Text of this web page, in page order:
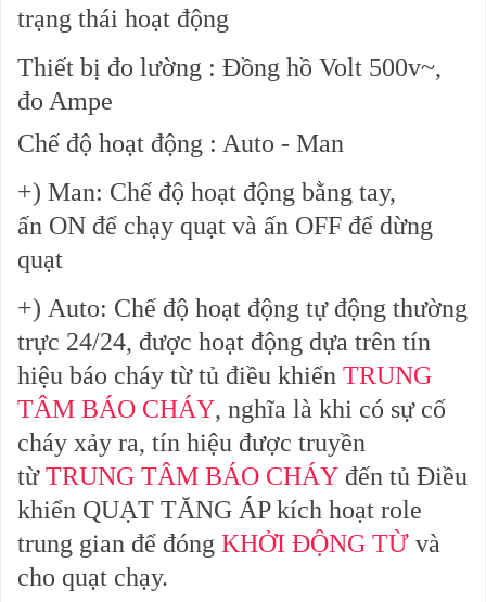
trạng thái hoạt động
Thiết bị đo lường : Đồng hồ Volt 500v~,
đo Ampe
Chế độ hoạt động : Auto - Man
+) Man: Chế độ hoạt động bằng tay,
ấn ON để chạy quạt và ấn OFF để dừng
quạt
+) Auto: Chế độ hoạt động tự động thường
trực 24/24, được hoạt động dựa trên tín
hiệu báo cháy từ tủ điều khiển TRUNG
TÂM BÁO CHÁY, nghĩa là khi có sự cố
cháy xảy ra, tín hiệu được truyền
từTRUNG TÂM BÁO CHÁY đến tủ Điều
khiển QUẠT TĂNG ÁP kích hoạt role
trung gian để đóng KHỞI ĐỘNG TỪ và
cho quạt chạy.